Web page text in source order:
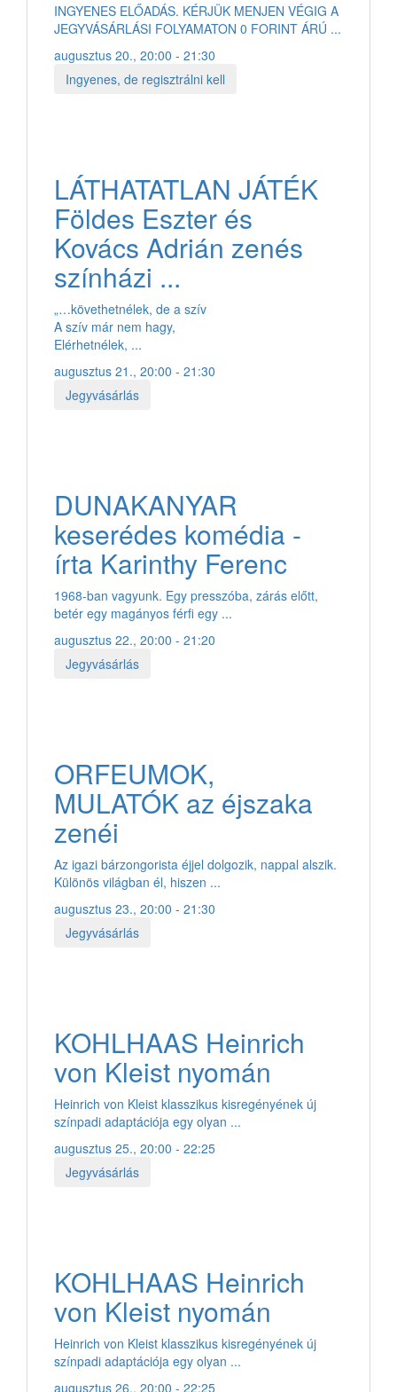
INGYENES ELŐADÁS. KÉRJÜK MENJEN VÉGIG A
JEGYVÁSÁRLÁSI FOLYAMATON 0 FORINT ÁRÚ ...
augusztus 20., 20:00 - 21:30
Ingyenes, de regisztrálni kell
LÁTHATATLAN JÁTÉK
Földes Eszter és
Kovács Adrián zenés
színházi ...
„…követhetnélek, de a szív
A szív már nem hagy,
Elérhetnélek, ...
augusztus 21., 20:00 - 21:30
Jegyvásárlás
DUNAKANYAR
keserédes komédia -
írta Karinthy Ferenc
1968-ban vagyunk. Egy presszóba, zárás előtt,
betér egy magányos férfi egy ...
augusztus 22., 20:00 - 21:20
Jegyvásárlás
ORFEUMOK,
MULATÓK az éjszaka
zenéi
Az igazi bárzongorista éjjel dolgozik, nappal alszik.
Különös világban él, hiszen ...
augusztus 23., 20:00 - 21:30
Jegyvásárlás
KOHLHAAS Heinrich
von Kleist nyomán
Heinrich von Kleist klasszikus kisregényének új
színpadi adaptációja egy olyan ...
augusztus 25., 20:00 - 22:25
Jegyvásárlás
KOHLHAAS Heinrich
von Kleist nyomán
Heinrich von Kleist klasszikus kisregényének új
színpadi adaptációja egy olyan ...
augusztus 26., 20:00 - 22:25